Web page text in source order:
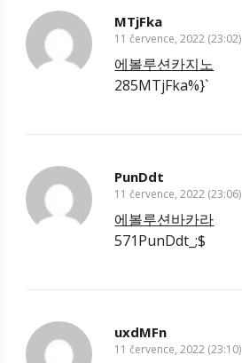
MTjFka
11 července, 2022 (23:02)
에볼루션카지노
285MTjFka%}`
PunDdt
11 července, 2022 (23:06)
에볼루션바카라
571PunDdt_;$
uxdMFn
11 července, 2022 (23:10)